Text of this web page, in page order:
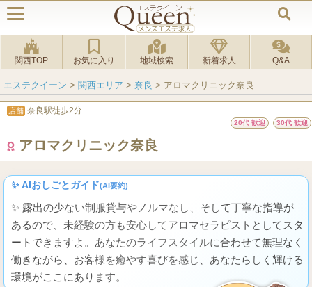
関西TOP お気に入り 地域検索 新着求人 Q&A
エステクイーン > 関西エリア > 奈良 > アロマクリニック奈良
店舗 奈良駅徒歩2分
20代 歓迎 30代 歓迎
アロマクリニック奈良
✨ AIおしごとガイド(AI要約)
✨ 露出の少ない制服貸与やノルマなし、そして丁寧な指導が
あるので、未経験の方も安心してアロマセラピストとしてスタ
ートできますよ。あなたのライフスタイルに合わせて無理なく
働きながら、お客様を癒やす喜びを感じ、あなたらしく輝ける
環境がここにあります。